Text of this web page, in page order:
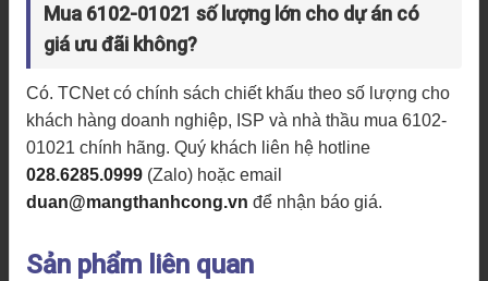
Mua 6102-01021 số lượng lớn cho dự án có
giá ưu đãi không?
Có. TCNet có chính sách chiết khấu theo số lượng cho
khách hàng doanh nghiệp, ISP và nhà thầu mua 6102-
01021 chính hãng. Quý khách liên hệ hotline
028.6285.0999 (Zalo) hoặc email
duan@mangthanhcong.vn để nhận báo giá.
Sản phẩm liên quan